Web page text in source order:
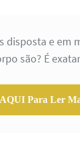
disposta e em
são? É
Para Ler